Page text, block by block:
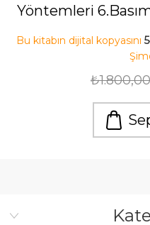
Yöntemleri
Bu kitabın dijital kopyasını
₺1.800,00